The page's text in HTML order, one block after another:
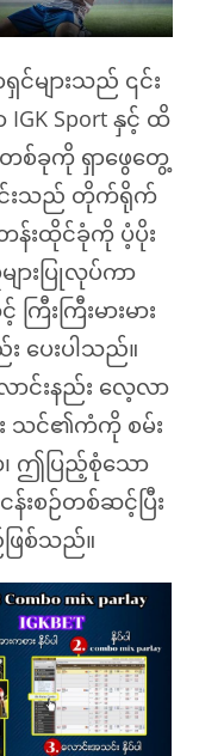
င်များသည် ၎င်း
Sport နှင့် ထိ
စ်ခုကို ရှာဖွေတွေ့
င်းသည် တိုက်ရိုက်
န်းထိုင်ခုံကို ပံ့ပိုး
ားပြုလုပ်ကာ
ြီးကြီးမားမား
ပေးပါသည်။
င်းနည်း လေ့လာ
း သင်၏ကံကို စမ်း
ဤပြည့်စုံသော
းစဉ်တစ်ဆင့်ပြီး
ြစ်သည်။